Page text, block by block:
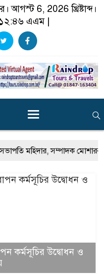
আগস্ট 6, 2026 খ্রিষ্টাব্দ।
এএম |
সম্পাদক মোশাররফ ১০টি
কর্মসূচির উদ্বোধন ও